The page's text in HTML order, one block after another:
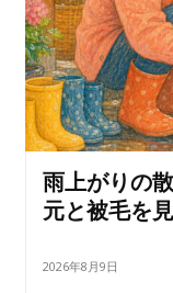
雨上がりの
元と被毛を
2026年8月9日